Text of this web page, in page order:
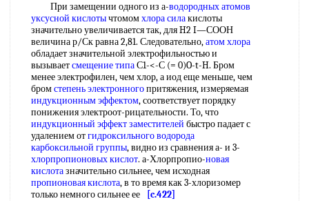
При замещении одного из а-водородных атомов
уксусной кислотычтомомхлора силакислоты
значительно увеличивается так, для H2 I—СООН
величина р/Ск равна 2,81. Следовательно,атом хлора
обладает значительной электрофильностью и
вызываетсмещение типаС1-<-С (= 0)O-t-H. Бром
менее электрофилен, чем хлор, а иод еще меньше, чем
бромстепень электронногопритяжения, измеряемая
индукционным эффектом, соответствует порядку
понижения электроот-рицательности. То, что
индукционный эффект заместителей быстро падает с
удалением отгидроксильного водорода
карбоксильной группы, видно из сравнения а- и 3-
хлорпропионовых кислот. а-Хлорпропио-новая
кислотазначительно сильнее, чем исходная
пропионовая кислота, в то время как 3-хлоризомер
только немного сильнее ее
[c.422]